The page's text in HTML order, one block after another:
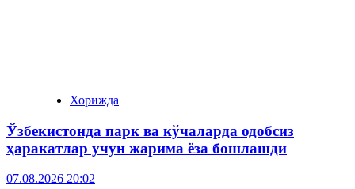
Хорижда
Ўзбекистонда парк ва кўчаларда одобсиз
ҳаракатлар учун жарима ёза бошлашди
07.08.2026 20:02